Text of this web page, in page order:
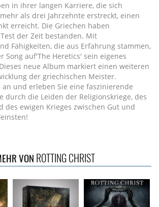
in ihrer langen Karriere, die sich
als drei Jahrzehnte erstreckt, einen
erreicht. Die Griechen haben
der Zeit bestanden. Mit
Fähigkeiten, die aus Erfahrung stammen,
Song auf'The Heretics' sein eigenes
neue Album markiert einen weiteren
der griechischen Meister.
an und erleben Sie eine faszinierende
durch die Leiden der Religionskriege, des
des ewigen Krieges zwischen Gut und
VON ROTTING CHRIST